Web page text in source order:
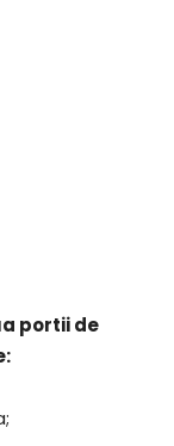
portii de